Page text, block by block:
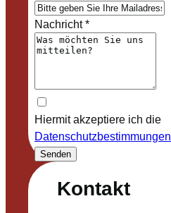
Kontakt
Nachricht*
Hiermit akzeptiere ich die
Datenschutzbestimmungen
Senden